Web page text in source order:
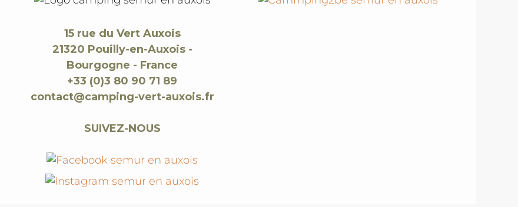
15 rue du Vert Auxois
21320 Pouilly-en-Auxois -
Bourgogne - France
+33 (0)3 80 90 71 89
contact@camping-vert-auxois.fr
SUIVEZ-NOUS